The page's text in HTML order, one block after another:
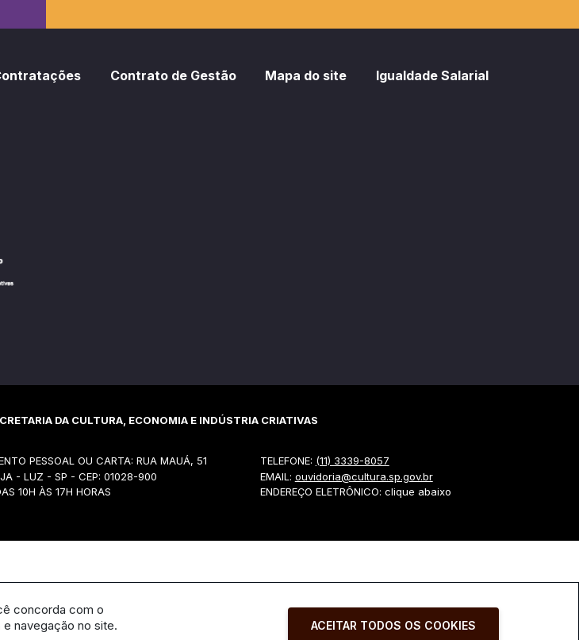
Contrato de Gestão Mapa do site Igualdade Salarial
DA CULTURA, ECONOMIA E INDÚSTRIA CRIATIVAS
PESSOAL OU CARTA: RUA MAUÁ, 51
- LUZ - SP - CEP: 01028-900
10H ÀS 17H HORAS
TELEFONE: (11) 3339-8057
EMAIL: ouvidoria@cultura.sp.gov.br
ENDEREÇO ELETRÔNICO: clique abaixo
concorda com o
navegação no site.
ACEITAR TODOS OS COOKIES